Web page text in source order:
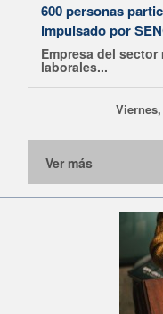
600 personas
impulsado por
Empresa del
laborales...
Ver más